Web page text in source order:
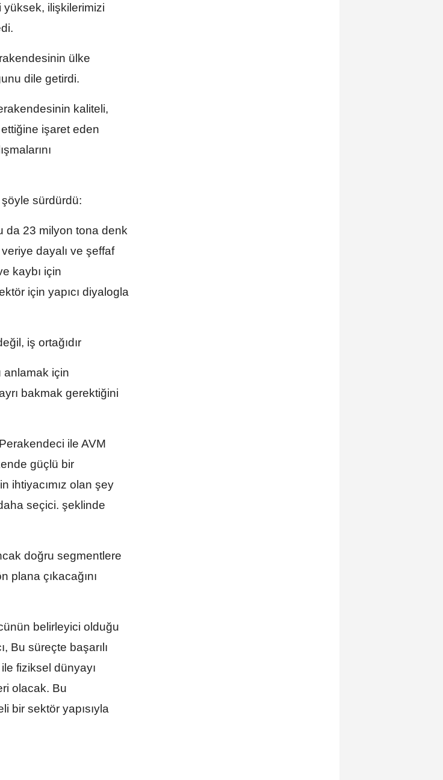
ilişkilerimizi
ülke
dile getirdi.
kaliteli,
işaret eden
sürdürdü:
da 23 milyon tona denk
dayalı ve şeffaf
kaybı için
için yapıcı diyalogla
iş ortağıdır
anlamak için
bakmak gerektiğini
ile AVM
güçlü bir
ihtiyacımız olan şey
seçici. şeklinde
doğru segmentlere
plana çıkacağını
belirleyici olduğu
Bu süreçte başarılı
fiziksel dünyayı
olacak. Bu
bir sektör yapısıyla